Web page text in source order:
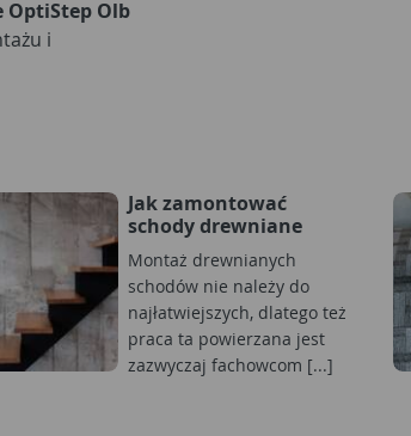
OptiStep Olb
i
Jak zamontować
schody drewniane
Montaż drewnianych
schodów nie należy do
najłatwiejszych, dlatego też
praca ta powierzana jest
zazwyczaj fachowcom [...]